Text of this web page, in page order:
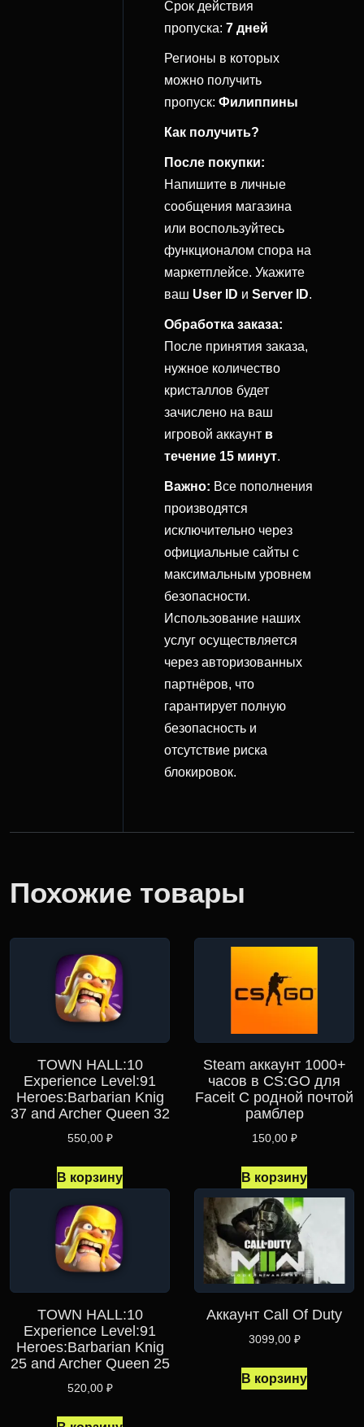
Срок действия
пропуска:7 дней
Регионы в которых
можно получить
пропуск:Филиппины
Как получить?
После покупки:
Напишите в личные
сообщения магазина
или воспользуйтесь
функционалом спора на
маркетплейсе. Укажите
ваш User ID иServer ID.
Обработка заказа:
После принятия заказа,
нужное количество
кристаллов будет
зачислено на ваш
игровой аккаунт в
течение 15 минут.
Важно: Все пополнения
производятся
исключительно через
официальные сайты с
максимальным уровнем
безопасности.
Использование наших
услуг осуществляется
через авторизованных
партнёров, что
гарантирует полную
безопасность и
отсутствие риска
блокировок.
Похожие товары
TOWN HALL:10
Experience Level:91
Heroes:Barbarian Knig
37 and Archer Queen 32
550,00 ₽
В корзину
Steam аккаунт 1000+
часов в CS:GO для
Faceit С родной почтой
рамблер
150,00 ₽
В корзину
TOWN HALL:10
Experience Level:91
Heroes:Barbarian Knig
25 and Archer Queen 25
520,00 ₽
Аккаунт Call Of Duty
3099,00 ₽
В корзину